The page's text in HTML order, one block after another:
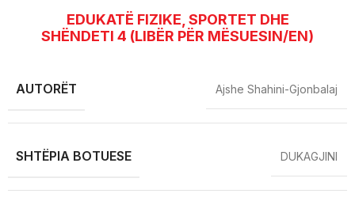
EDUKATË FIZIKE, SPORTET DHE
SHËNDETI 4 (LIBËR PËR MËSUESIN/EN)
AUTORËT Ajshe Shahini-Gjonbalaj
SHTËPIA BOTUESE DUKAGJINI